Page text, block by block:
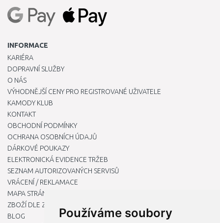
Používáme soubory
INFORMACE
KARIÉRA
DOPRAVNÍ SLUŽBY
O NÁS
VÝHODNĚJŠÍ CENY PRO REGISTROVANÉ UŽIVATELE
KAMODY KLUB
KONTAKT
OBCHODNÍ PODMÍNKY
OCHRANA OSOBNÍCH ÚDAJŮ
DÁRKOVÉ POUKAZY
ELEKTRONICKÁ EVIDENCE TRŽEB
SEZNAM AUTORIZOVANÝCH SERVISŮ
VRÁCENÍ / REKLAMACE
MAPA STRÁNKY
ZBOŽÍ DLE ZNAČEK
BLOG